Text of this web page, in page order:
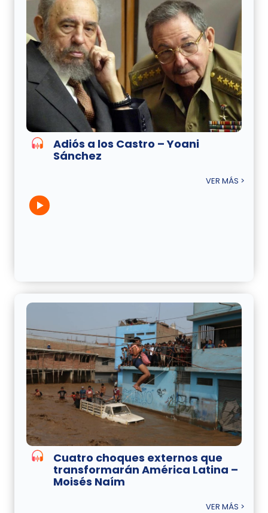
Adiós a los Castro – Yoani
Sánchez
VER MÁS >
Cuatro choques externos que
transformarán América Latina –
Moisés Naím
VER MÁS >